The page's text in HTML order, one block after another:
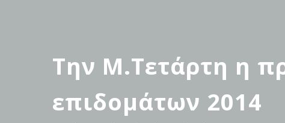
Την Μ.Τετάρτη η
επιδομάτων 2014